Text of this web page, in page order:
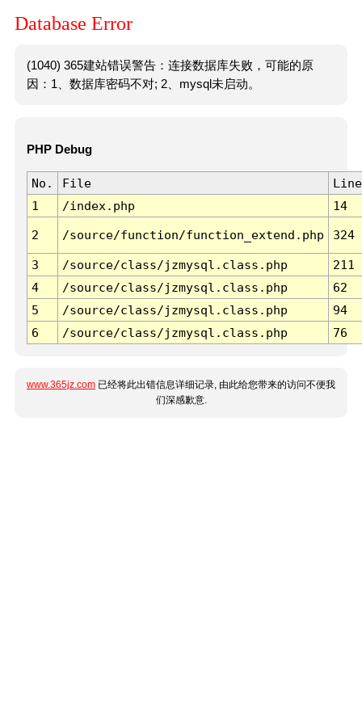
Database Error
(1040) 365建站错误警告：连接数据库失败，可能的原
因：1、数据库密码不对; 2、mysql未启动。
PHP Debug
No. File
Line
1
/index.php 14
2 /source/function/function_extend.php 324
3 /source/class/jzmysql.class.php
211
4
/source/class/jzmysql.class.php
62
5
/source/class/jzmysql.class.php
94
6
/source/class/jzmysql.class.php 76
www.365jz.com 已经将此出错信息详细记录, 由此给您带来的访问不便我
们深感歉意.